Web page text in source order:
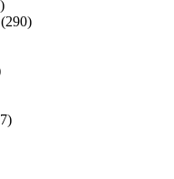
(290)